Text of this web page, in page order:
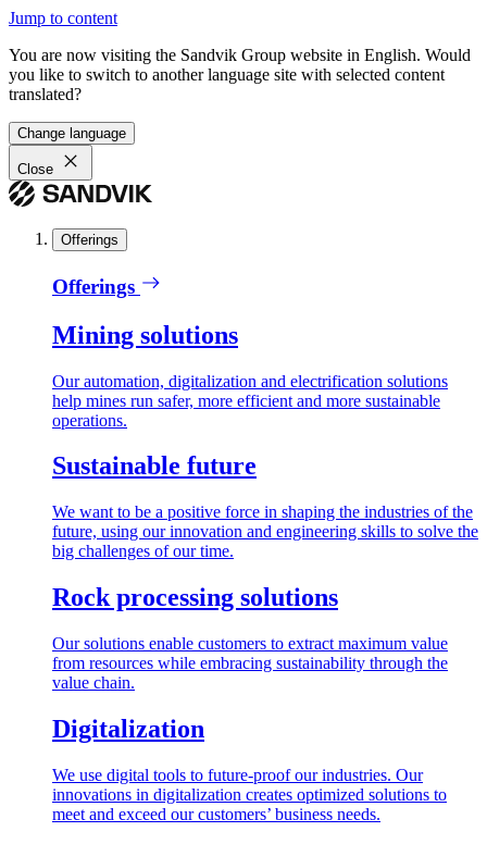
Jump to content
You are now visiting the Sandvik Group website in English. Would
you like to switch to another language site with selected content
translated?
Change language
Close
Offerings
Offerings
Mining solutions
Our automation, digitalization and electrification solutions
help mines run safer, more efficient and more sustainable
operations.
Sustainable future
We want to be a positive force in shaping the industries of the
future, using our innovation and engineering skills to solve the
big challenges of our time.
Rock processing solutions
Our solutions enable customers to extract maximum value
from resources while embracing sustainability through the
value chain.
Digitalization
We use digital tools to future-proof our industries. Our
innovations in digitalization creates optimized solutions to
meet and exceed our customers’ business needs.